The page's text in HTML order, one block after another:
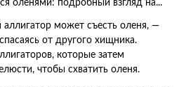
может съесть оленя, —
от другого хищника.
которые затем
чтобы схватить оленя.